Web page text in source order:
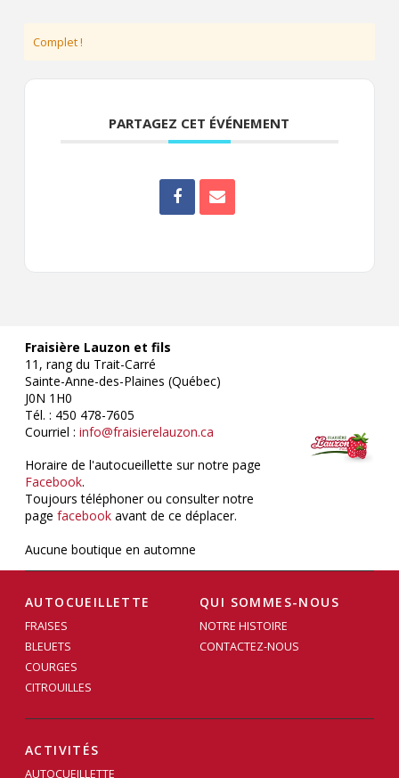
Complet !
PARTAGEZ CET ÉVÉNEMENT
Fraisière Lauzon et fils
11, rang du Trait-Carré
Sainte-Anne-des-Plaines (Québec)
J0N 1H0
Tél. : 450 478-7605
Courriel : info@fraisierelauzon.ca
Horaire de l'autocueillette sur notre page
Facebook.
Toujours téléphoner ou consulter notre
page facebook avant de ce déplacer.
Aucune boutique en automne
AUTOCUEILLETTE
FRAISES
BLEUETS
COURGES
CITROUILLES
QUI SOMMES-NOUS
NOTRE HISTOIRE
CONTACTEZ-NOUS
ACTIVITÉS
AUTOCUEILLETTE